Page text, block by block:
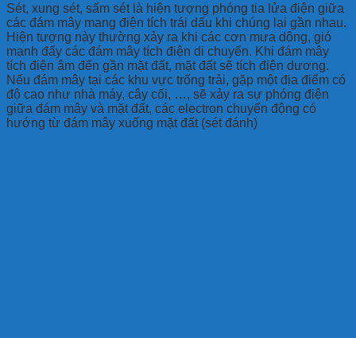
Sét, xung sét, sấm sét là hiện tượng phóng tia lửa điện giữa
các đám mây mang điện tích trái dấu khi chúng lại gần nhau.
Hiện tượng này thường xảy ra khi các cơn mưa dông, gió
mạnh đẩy các đám mây tích điện di chuyển. Khi đám mây
tích điện âm đến gần mặt đất, mặt đất sẽ tích điện dương.
Nếu đám mây tại các khu vực trống trải, gặp một địa điểm có
độ cao như nhà máy, cây cối, …, sẽ xảy ra sự phóng điện
giữa đám mây và mặt đất, các electron chuyển động có
hướng từ đám mây xuống mặt đất (sét đánh)